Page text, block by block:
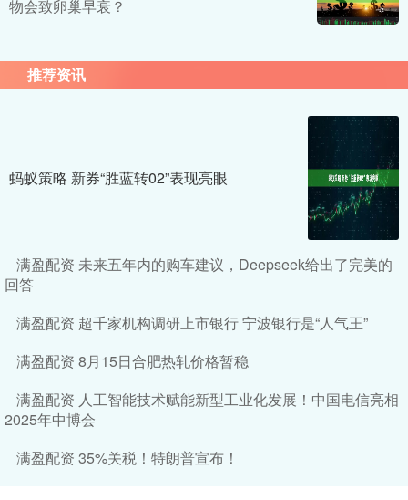
物会致卵巢早衰？
推荐资讯
蚂蚁策略 新券“胜蓝转02”表现亮眼
满盈配资 未来五年内的购车建议，Deepseek给出了完美的
回答
满盈配资 超千家机构调研上市银行 宁波银行是“人气王”
满盈配资 8月15日合肥热轧价格暂稳
满盈配资 人工智能技术赋能新型工业化发展！中国电信亮相
2025年中博会
满盈配资 35%关税！特朗普宣布！